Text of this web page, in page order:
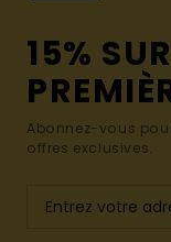
15%
Abonnez-vous
offres exclusives.